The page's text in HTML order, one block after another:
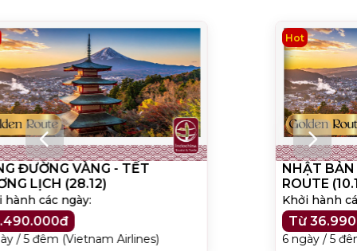
Hot
NHẬT BẢN TINH HOA: GOLDEN
ROUTE (10.10 - 21.11 - 05.12)
Khởi hành các ngày 10/10, 21/11, 05/12
6 ngày / 5 đêm (Vietnam Airlines)